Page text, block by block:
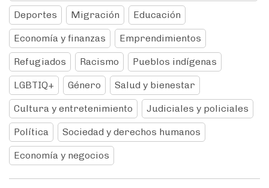
Deportes Migración Educación
Economía y finanzas Emprendimientos
Refugiados Racismo Pueblos indígenas
LGBTIQ+ Género Salud y bienestar
Cultura y entretenimiento Judiciales y policiales
Política Sociedad y derechos humanos
Economía y negocios